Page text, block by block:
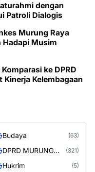
dengan
Patroli Dialogis
Murung Raya
Hadapi Musim
ke DPRD
Kinerja Kelembagaan
Budaya (63)
DPRD MURUNG
(321)
Hukrim (5)